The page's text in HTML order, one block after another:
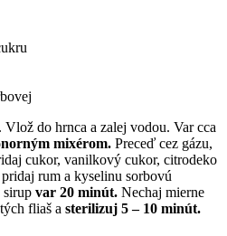
do hrnca a zalej vodou. Var cca
mixérom. Preceď cez gázu,
cukor, vanilkový cukor, citrodeko
rum a kyselinu sorbovú
sirup var 20 minút. Nechaj mierne
fliaš a sterilizuj 5 – 10 minút.